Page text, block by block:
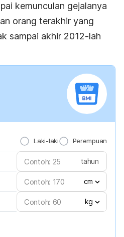
kemunculan gejalanya
orang terakhir yang
sampai akhir 2012-lah
Laki-laki Perempuan
tahun
cm
kg